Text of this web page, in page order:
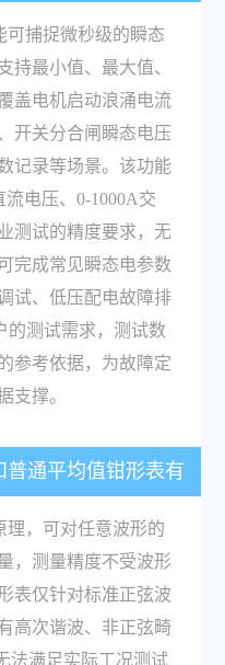
可捕捉微秒级的瞬态
持最小值、最大值、
盖电机启动浪涌电流
开关分合闸瞬态电压
记录等场景。该功能
电压、0-1000A交
测试的精度要求，无
完成常见瞬态电参数
试、低压配电故障排
的测试需求，测试数
参考依据，为故障定
支撑。
普通平均值钳形表有
理，可对任意波形的
，测量精度不受波形
表仅针对标准正弦波
高次谐波、非正弦畸
法满足实际工况测试